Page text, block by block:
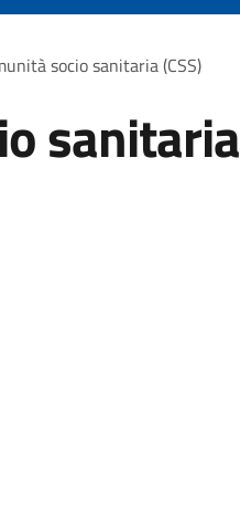
socio sanitaria (CSS)
sanitaria